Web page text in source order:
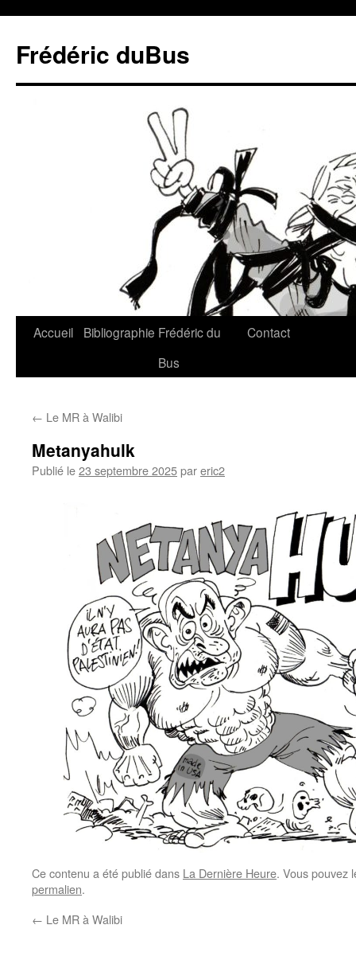
Frédéric duBus
Accueil Bibliographie Frédéric du
Bus
Contact
← Le MR à Walibi
Metanyahulk
Publié le23 septembre 2025pareric2
Ce contenu a été publié dans La Dernière Heure. Vous pouvez
permalien.
← Le MR à Walibi